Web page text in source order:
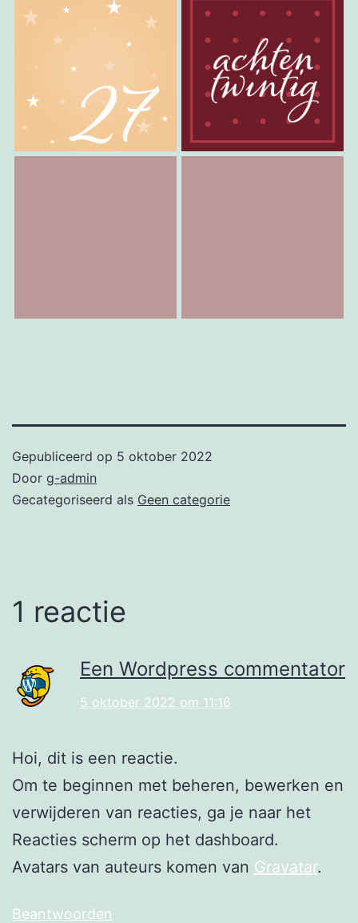
Gepubliceerd op 5 oktober 2022
Door g-admin
Gecategoriseerd als Geen categorie
1 reactie
Een Wordpress commentator
5 oktober 2022 om 11:16
Hoi, dit is een reactie.
Om te beginnen met beheren, bewerken en
verwijderen van reacties, ga je naar het
Reacties scherm op het dashboard.
Avatars van auteurs komen van Gravatar.
Beantwoorden